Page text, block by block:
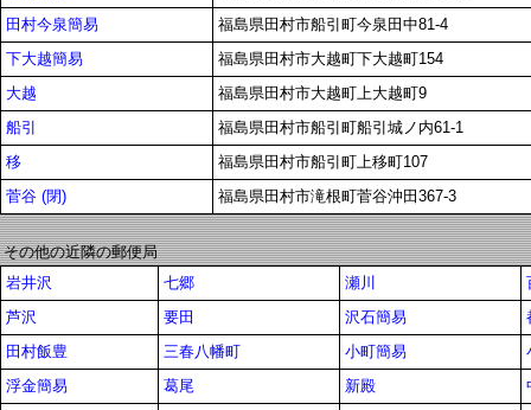
田村今泉簡易
福島県田村市船引町今泉田中81-4
下大越簡易
福島県田村市大越町下大越町154
大越
福島県田村市大越町上大越町9
船引
福島県田村市船引町船引城ノ内61-1
移
福島県田村市船引町上移町107
菅谷 (閉)
福島県田村市滝根町菅谷沖田367-3
その他の近隣の郵便局
岩井沢
七郷 瀬川
芦沢
要田 沢石簡易
田村飯豊
三春八幡町 小町簡易
浮金簡易
葛尾 新殿